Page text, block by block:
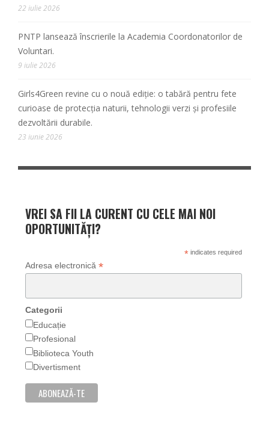
22 iulie 2026
PNTP lansează înscrierile la Academia Coordonatorilor de
Voluntari.
9 iulie 2026
Girls4Green revine cu o nouă ediție: o tabără pentru fete
curioase de protecția naturii, tehnologii verzi și profesiile
dezvoltării durabile.
23 iunie 2026
VREI SA FII LA CURENT CU CELE MAI NOI
OPORTUNITĂȚI?
*indicates required
Adresa electronică *
Categorii
Educație
Profesional
Biblioteca Youth
Divertisment